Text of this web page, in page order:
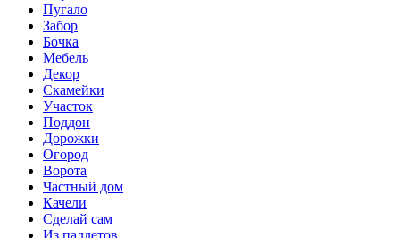
Пугало
Забор
Бочка
Мебель
Декор
Скамейки
Участок
Поддон
Дорожки
Огород
Ворота
Частный дом
Качели
Сделай сам
Из паллетов